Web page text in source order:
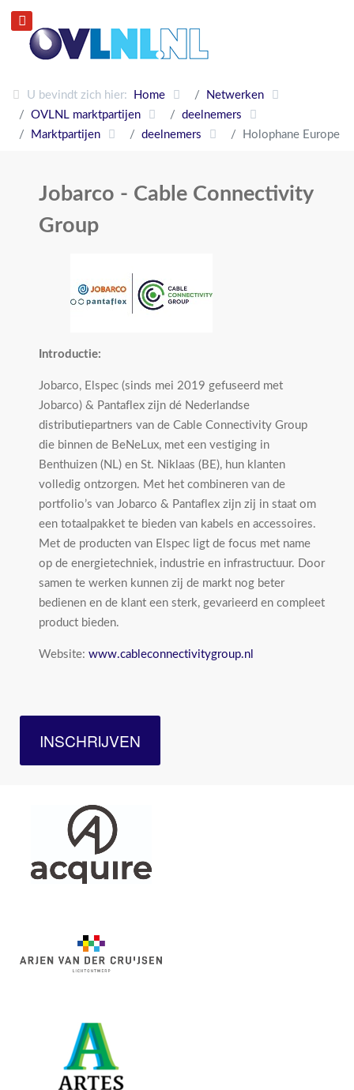
U bevindt zich hier: Home
Netwerken
OVLNL marktpartijen
deelnemers
Marktpartijen
deelnemers Holophane Europe
Jobarco - Cable Connectivity
Group
Introductie:
Jobarco, Elspec (sinds mei 2019 gefuseerd met
Jobarco) & Pantaflex zijn dé Nederlandse
distributiepartners van de Cable Connectivity Group
die binnen de BeNeLux, met een vestiging in
Benthuizen (NL) en St. Niklaas (BE), hun klanten
volledig ontzorgen. Met het combineren van de
portfolio’s van Jobarco & Pantaflex zijn zij in staat om
een totaalpakket te bieden van kabels en accessoires.
Met de producten van Elspec ligt de focus met name
op de energietechniek, industrie en infrastructuur. Door
samen te werken kunnen zij de markt nog beter
bedienen en de klant een sterk, gevarieerd en compleet
product bieden.
Website: www.cableconnectivitygroup.nl
INSCHRIJVEN